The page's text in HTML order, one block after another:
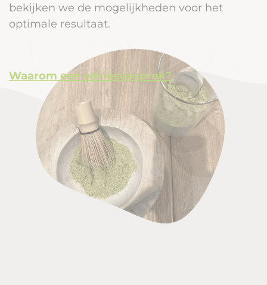
bekijken we de mogelijkheden voor het
optimale resultaat.
Waarom een adviesgesprek?